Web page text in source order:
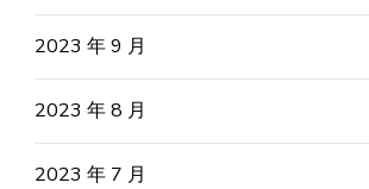
2023 年 9 月
2023 年 8 月
2023 年 7 月